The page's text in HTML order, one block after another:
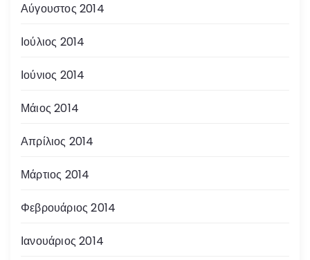
Αύγουστος 2014
Ιούλιος 2014
Ιούνιος 2014
Μάιος 2014
Απρίλιος 2014
Μάρτιος 2014
Φεβρουάριος 2014
Ιανουάριος 2014